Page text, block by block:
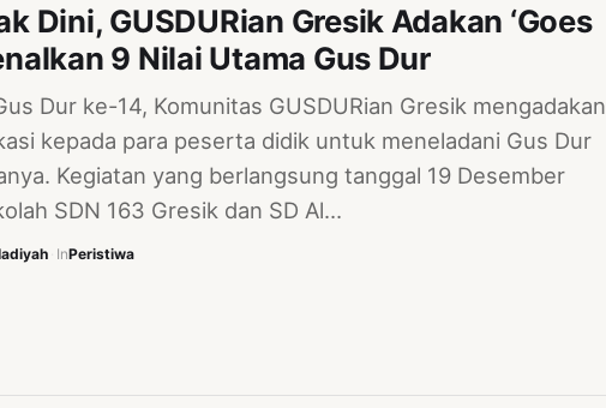
Dini, GUSDURian Gresik Adakan ‘Goes
9 Nilai Utama Gus Dur
Dur ke-14, Komunitas GUSDURian Gresik mengadakan
kepada para peserta didik untuk meneladani Gus Dur
Kegiatan yang berlangsung tanggal 19 Desember
SDN 163 Gresik dan SD Al…
InPeristiwa